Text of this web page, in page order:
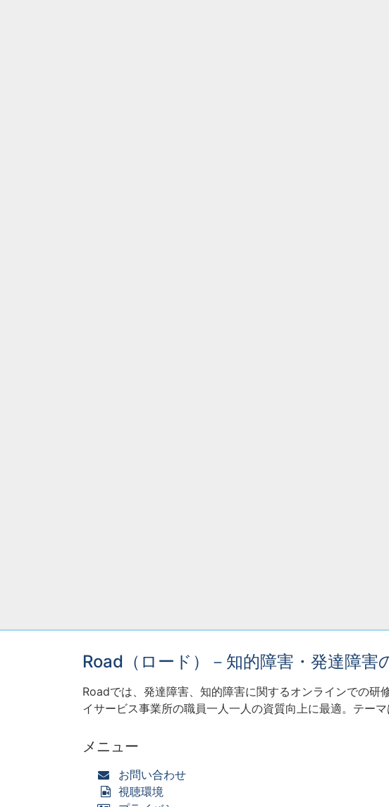
Road（ロード）－知的障害・発達障
Roadでは、発達障害、知的障害に関するオンラインでの
イサービス事業所の職員一人一人の資質向上に最適。テー
メニュー
お問い合わせ
視聴環境